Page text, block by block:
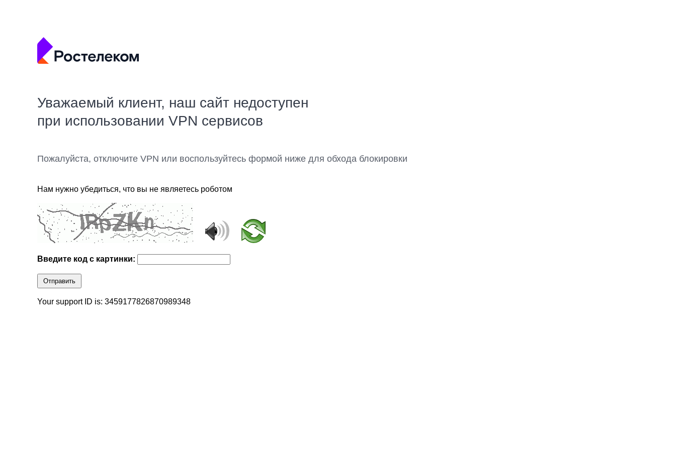
Уважаемый клиент, наш сайт недоступен
при использовании VPN сервисов
Пожалуйста, отключите VPN или воспользуйтесь формой ниже для обхода блокировки
Нам нужно убедиться, что вы не являетесь роботом
Введите код с картинки:
Отправить
Your support ID is: 3459177826870989348